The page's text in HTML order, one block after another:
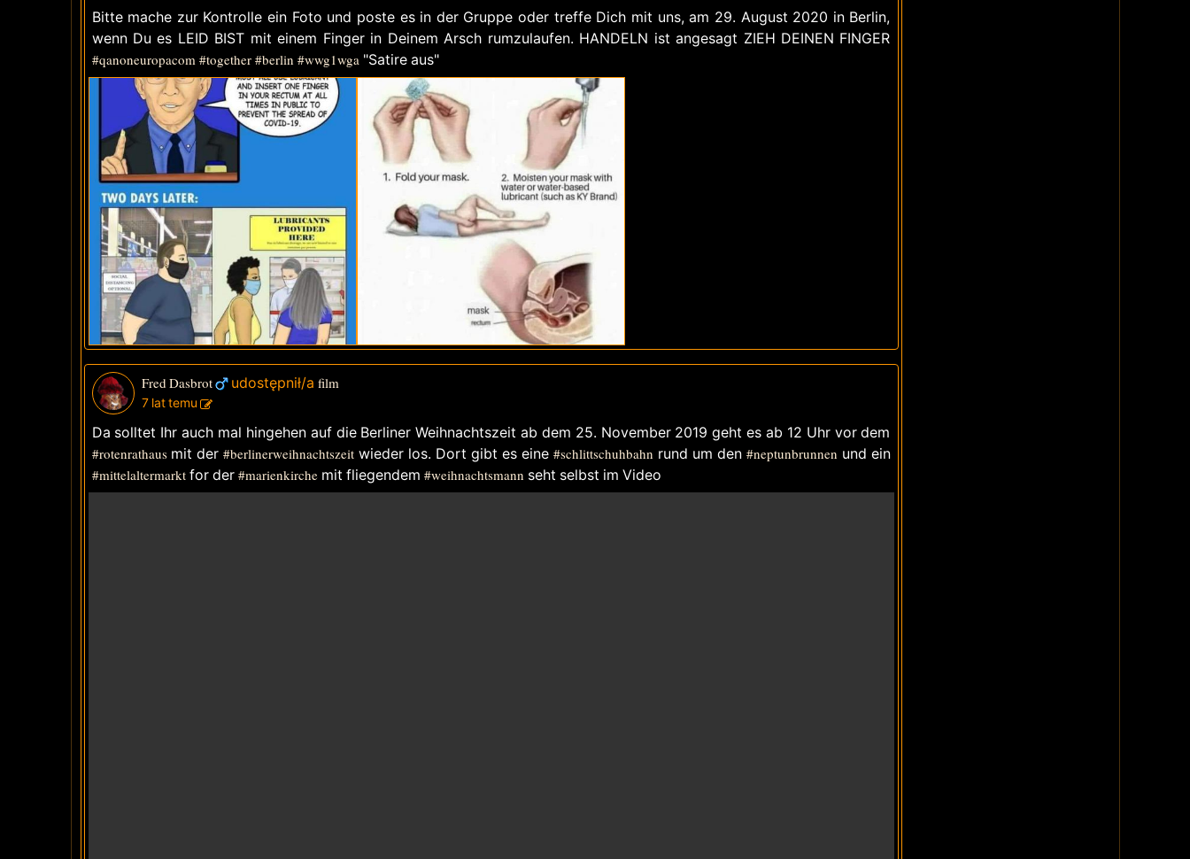
Bitte mache zur Kontrolle ein Foto und poste es in der Gruppe oder treffe Dich mit uns, am 29. August 2020 in Berlin,
wenn Du es LEID BIST mit einem Finger in Deinem Arsch rumzulaufen. HANDELN ist angesagt ZIEH DEINEN FINGER
#qanoneuropacom #together #berlin #wwg1wga "Satire aus"
Fred Dasbrot udostępnił/a film
7 lat temu
Da solltet Ihr auch mal hingehen auf die Berliner Weihnachtszeit ab dem 25. November 2019 geht es ab 12 Uhr vor dem
#rotenrathausmit der#berlinerweihnachtszeit wieder los. Dort gibt es eine #schlittschuhbahn rund um den #neptunbrunnen und ein
#mittelaltermarktfor der #marienkirchemit fliegendem #weihnachtsmann seht selbst im Video